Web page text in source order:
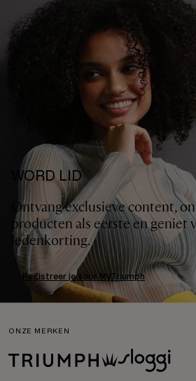
WORD LID
Ontvang exclusieve content,
producten als eerste en geniet
ledenkorting.
Registreer je voor MyTriumph
ONZE MERKEN